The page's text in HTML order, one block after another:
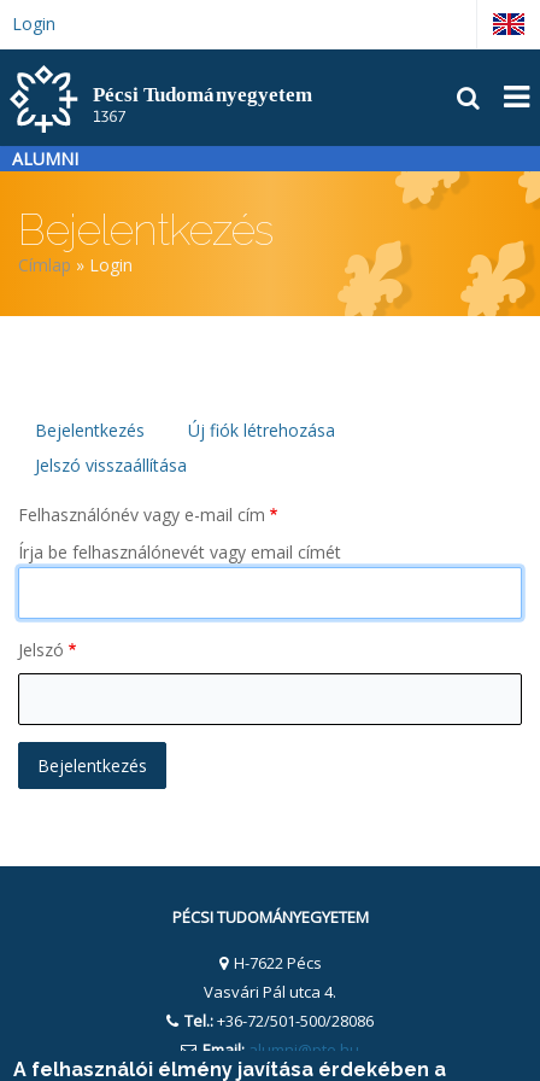
Ugrás
tartalomra
Login English
ALUMNI
Bejelentkezés
Morzsa
Címlap Login
Elsődleges
fülek
Bejelentkezés
Új fiók létrehozása
Jelszó visszaállítása
Felhasználónév vagy e-mail cím
Írja be felhasználónevét vagy email címét
Jelszó
PÉCSI TUDOMÁNYEGYETEM
H-7622 Pécs
Vasvári Pál utca 4.
Tel.:+36-72/501-500/28086
Email: alumni@pte.hu
A felhasználói élmény javítása érdekében a